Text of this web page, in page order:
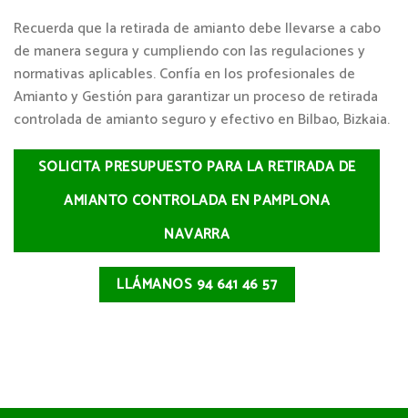
Recuerda que la retirada de amianto debe llevarse a cabo
de manera segura y cumpliendo con las regulaciones y
normativas aplicables. Confía en los profesionales de
Amianto y Gestión para garantizar un proceso de retirada
controlada de amianto seguro y efectivo en Bilbao, Bizkaia.
SOLICITA PRESUPUESTO PARA LA RETIRADA DE
AMIANTO CONTROLADA EN PAMPLONA
NAVARRA
LLÁMANOS 94 641 46 57